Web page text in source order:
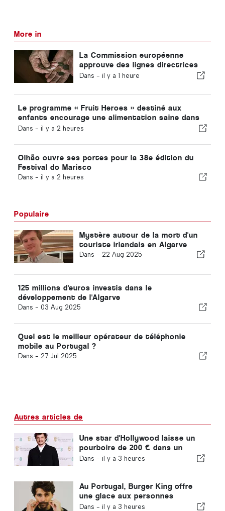
More in
La Commission européenne
approuve des lignes directrices
non contraignantes relatives à
complémentaire
Dans - il y a 1 heure
Le programme « Fruit Heroes » destiné aux
enfants encourage une alimentation saine dans
les écoles de l'Algarve
Dans - il y a 2 heures
Olhão ouvre ses portes pour la 38e édition du
Festival do Marisco
Dans - il y a 2 heures
Populaire
Mystère autour de la mort d'un
touriste irlandais en Algarve
Dans - 22 Aug 2025
125 millions d'euros investis dans le
développement de l'Algarve
Dans - 03 Aug 2025
Quel est le meilleur opérateur de téléphonie
mobile au Portugal ?
Dans - 27 Jul 2025
Autres articles de
Une star d'Hollywood laisse un
pourboire de 200 € dans un
restaurant au Portugal
Dans - il y a 3 heures
Au Portugal, Burger King offre
une glace aux personnes
portant la moustache
Dans - il y a 3 heures